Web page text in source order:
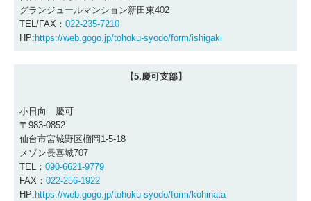
グランジュールマンション新田東402
TEL/FAX： 022-235-7210
HP:https://web.gogo.jp/tohoku-syodo/form/ishigaki
【5.慶可支部】
小日向 慶可
〒983-0852
仙台市宮城野区榴岡1-5-18
メゾン長喜城707
TEL ： 090-6621-9779
FAX： 022-256-1922
HP:https://web.gogo.jp/tohoku-syodo/form/kohinata